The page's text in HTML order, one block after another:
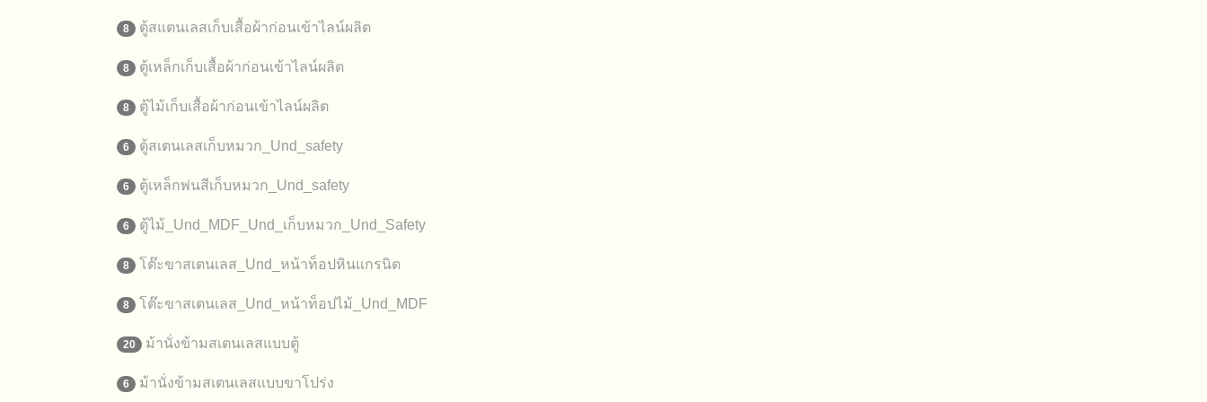
8 ตู้สแตนเลสเก็บเสื้อผ้าก่อนเข้าไลน์ผลิต
8 ตู้เหล็กเก็บเสื้อผ้าก่อนเข้าไลน์ผลิต
8 ตู้ไม้เก็บเสื้อผ้าก่อนเข้าไลน์ผลิต
6 ตู้สเตนเลสเก็บหมวก_Und_safety
6 ตู้เหล็กพ่นสีเก็บหมวก_Und_safety
6 ตู้ไม้_Und_MDF_Und_เก็บหมวก_Und_Safety
8 โต๊ะขาสเตนเลส_Und_หน้าท็อปหินแกรนิต
8 โต๊ะขาสเตนเลส_Und_หน้าท็อปไม้_Und_MDF
20 ม้านั่งข้ามสเตนเลสแบบตู้
6 ม้านั่งข้ามสเตนเลสแบบขาโปร่ง